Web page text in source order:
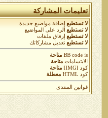
تعليمات المشاركة
لا تستطيع
إضافة مواضيع جديدة
لا تستطيع
الرد على المواضيع
لا تستطيع
إرفاق ملفات
لا تستطيع تعديل مشاركاتك
BB codeis
متاحة
الابتسامات متاحة
كود [IMG]
متاحة
كود HTML
معطلة
قوانين المنتدى